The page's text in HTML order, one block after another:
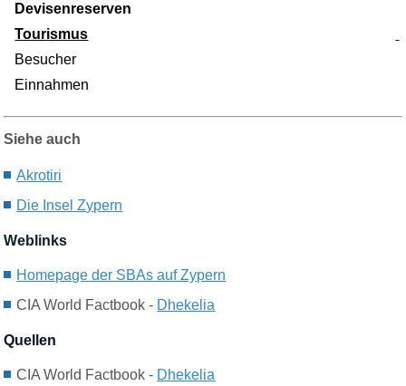
Devisenreserven
Tourismus
Besucher
Einnahmen
Siehe auch
Akrotiri
Die Insel Zypern
Weblinks
Homepage der SBAs auf Zypern
CIA World Factbook - Dhekelia
Quellen
CIA World Factbook - Dhekelia